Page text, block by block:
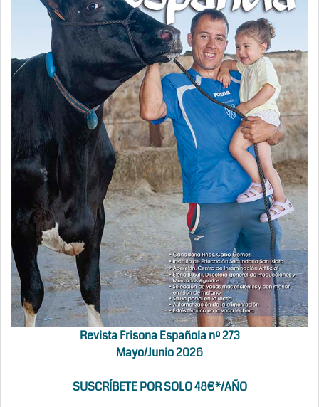
Revista Frisona Española nº 273
Mayo/Junio 2026
SUSCRÍBETE POR SOLO 48€*/AÑO